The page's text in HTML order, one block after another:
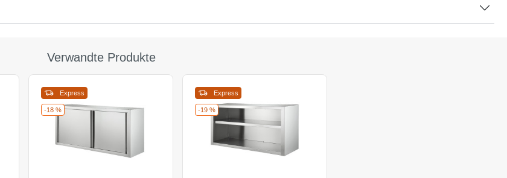
Verwandte Produkte
-18 %
Express
-19 %
Express